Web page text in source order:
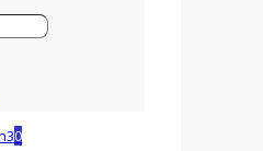
0